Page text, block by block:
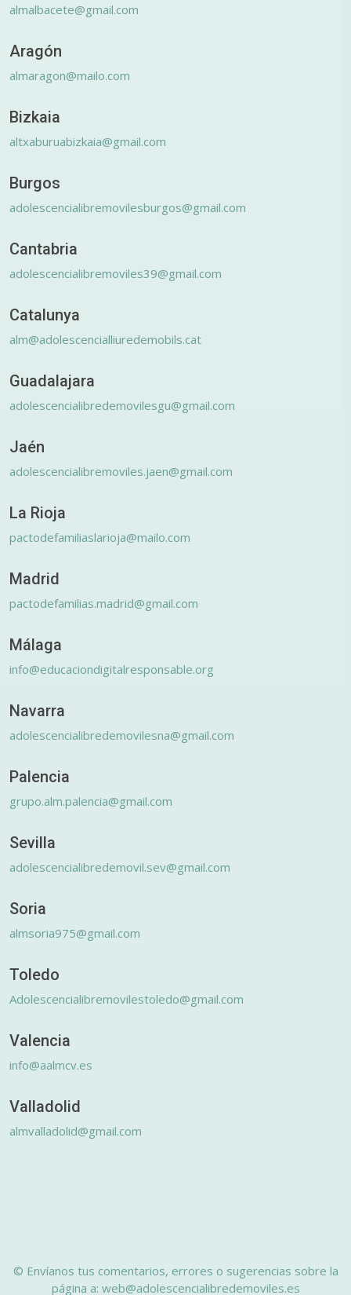
almalbacete@gmail.com
Aragón
almaragon@mailo.com
Bizkaia
altxaburuabizkaia@gmail.com
Burgos
adolescencialibremovilesburgos@gmail.com
Cantabria
adolescencialibremoviles39@gmail.com
Catalunya
alm@adolescencialliuredemobils.cat
Guadalajara
adolescencialibredemovilesgu@gmail.com
Jaén
adolescencialibremoviles.jaen@gmail.com
La Rioja
pactodefamiliaslarioja@mailo.com
Madrid
pactodefamilias.madrid@gmail.com
Málaga
info@educaciondigitalresponsable.org
Navarra
adolescencialibredemovilesna@gmail.com
Palencia
grupo.alm.palencia@gmail.com
Sevilla
adolescencialibredemovil.sev@gmail.com
Soria
almsoria975@gmail.com
Toledo
Adolescencialibremovilestoledo@gmail.com
Valencia
info@aalmcv.es
Valladolid
almvalladolid@gmail.com
© Envíanos tus comentarios, errores o sugerencias sobre la
página a: web@adolescencialibredemoviles.es